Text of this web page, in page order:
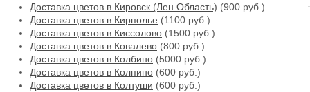
Доставка цветов в Кировск (Лен.Область) (900 руб.)
Доставка цветов в Кирполье (1100 руб.)
Доставка цветов в Киссолово (1500 руб.)
Доставка цветов в Ковалево (800 руб.)
Доставка цветов в Колбино (5000 руб.)
Доставка цветов в Колпино (600 руб.)
Доставка цветов в Колтуши (600 руб.)